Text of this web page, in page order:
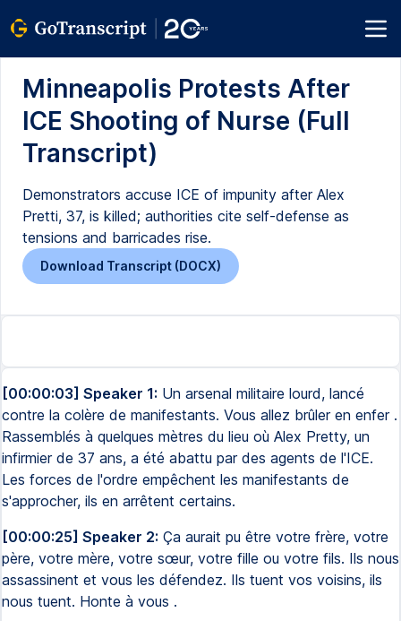
Minneapolis Protests After
ICE Shooting of Nurse (Full
Transcript)
Demonstrators accuse ICE of impunity after Alex
Pretti, 37, is killed; authorities cite self-defense as
tensions and barricades rise.
Download Transcript (DOCX)
[00:00:03] Speaker 1: Un arsenal militaire lourd, lancé
contre la colère de manifestants. Vous allez brûler en enfer .
Rassemblés à quelques mètres du lieu où Alex Pretty, un
infirmier de 37 ans, a été abattu par des agents de l'ICE.
Les forces de l'ordre empêchent les manifestants de
s'approcher, ils en arrêtent certains.
[00:00:25] Speaker 2: Ça aurait pu être votre frère, votre
père, votre mère, votre sœur, votre fille ou votre fils. Ils nous
assassinent et vous les défendez. Ils tuent vos voisins, ils
nous tuent. Honte à vous .